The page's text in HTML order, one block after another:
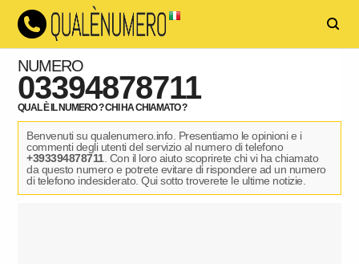
NUMERO
03394878711
QUAL È IL NUMERO ? CHI HA CHIAMATO ?
Benvenuti su qualenumero.info. Presentiamo le opinioni e i
commenti degli utenti del servizio al numero di telefono
+393394878711. Con il loro aiuto scoprirete chi vi ha chiamato
da questo numero e potrete evitare di rispondere ad un numero
di telefono indesiderato. Qui sotto troverete le ultime notizie.